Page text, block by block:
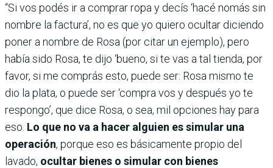
“Si vos podés ir a comprar ropa y decís ‘hacé nomás sin
nombre la factura’, no es que yo quiero ocultar diciendo
poner a nombre de Rosa (por citar un ejemplo), pero
había sido Rosa, te dijo ‘bueno, si te vas a tal tienda, por
favor, si me comprás esto, puede ser: Rosa mismo te
dio la plata, o puede ser ‘compra vos y después yo te
respongo’, que dice Rosa, o sea, mil opciones hay para
eso. Lo que no va a hacer alguien es simular una
operación, porque eso es básicamente propio del
lavado, ocultar bienes o simular con bienes